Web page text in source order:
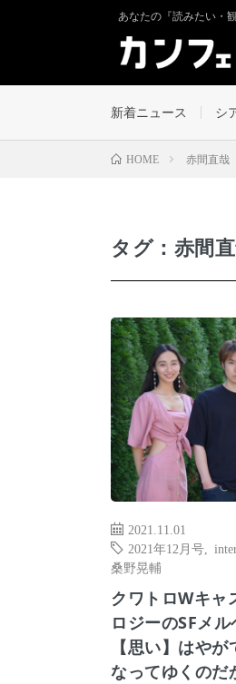
あなたの『読みたい・
新着ニュース シ
HOME 赤間直哉
タグ：赤間
2021.11.01
2021年12月号
桑野晃輔
クワトロWキャ
ロジーのSFメ
【思い】はや
なってゆくのだ